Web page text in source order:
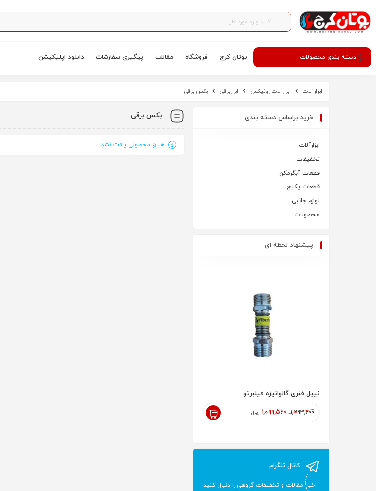
دسته‌ بندی محصولات بوتان کرج فروشگاه مقالات پیگیری سفارشات دانلود اپلیکیشن
ابزارآلات ابزارآلات رونیکس ابزاربرقی بکس برقی
بکس برقی
هیچ محصولی یافت نشد.
خرید براساس دسته بندی
ابزارآلات
تخفیفات
قطعات آبگرمکن
قطعات پکیج
لوازم جانبی
محصولات
پیشنهاد لحظه ای
نیپل فنری گالوانیزه فیلبرتو
۱,۲۹۳,۶۰۰ ۱,۰۹۹,۵۶۰ ریال
کانال تلگرام
اخبار مقالات و تخفیفات گروهی را دنبال کنید